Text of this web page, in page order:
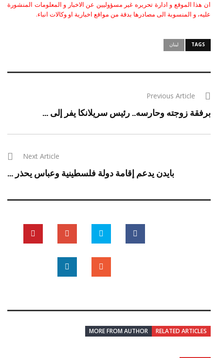
ان هذا الموقع و ادارة تحريره غير مسؤوليين عن الاخبار و المعلومات المنشورة
عليه، و المنسوبة الى مصادرها بدقة من مواقع اخبارية او وكالات انباء.
TAGS لبنان
Previous Article
برفقة زوجته وحارسه.. رئيس سريلانكا يفر إلى ...
Next Article
بايدن يدعم إقامة دولة فلسطينية وعباس يحذر ...
RELATED ARTICLES
MORE FROM AUTHOR